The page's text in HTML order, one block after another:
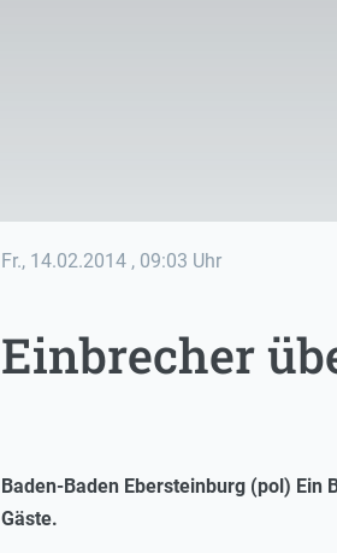
Fr., 14.02.2014 , 09:03 Uhr
Einbrecher
Baden-Baden Ebersteinburg (pol)
Gäste.